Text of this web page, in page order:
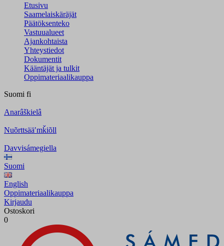
Etusivu
Saamelaiskäräjät
Päätöksenteko
Vastuualueet
Ajankohtaista
Yhteystiedot
Dokumentit
Kääntäjät ja tulkit
Oppimateriaalikauppa
Suomi fi
Anarâškielâ
Nuõrttsääʹmǩiõll
Davvisámegiella
Suomi
English
Oppimateriaalikauppa
Kirjaudu
Ostoskori
0